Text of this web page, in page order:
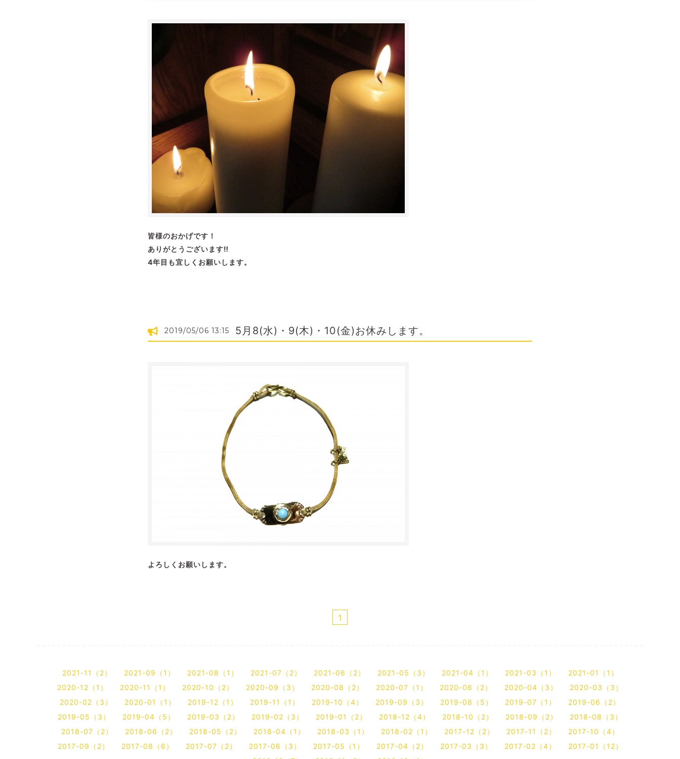
皆様のおかげです！
ありがとうございます‼︎
4年目も宜しくお願いします。
2019/05/06 13:15 5月8(水)・9(木)・10(金)お休みします。
よろしくお願いします。
1
2021-11（2） 2021-09（1） 2021-08（1） 2021-07（2） 2021-06（2） 2021-05（3） 2021-04（1） 2021-03（1）
2021-01（1）
2020-12（1）
2020-11（1） 2020-10（2） 2020-09（3） 2020-08（2） 2020-07（1） 2020-06（2） 2020-04（3）
2020-03（3）
2020-02（3）
2020-01（1） 2019-12（1） 2019-11（1） 2019-10（4） 2019-09（3） 2019-08（5） 2019-07（1）
2019-06（2）
2019-05（3）
2019-04（5） 2019-03（2） 2019-02（3） 2019-01（2） 2018-12（4） 2018-10（2） 2018-09（2）
2018-08（3）
2018-07（2）
2018-06（2） 2018-05（2） 2018-04（1） 2018-03（1） 2018-02（1） 2017-12（2） 2017-11（2）
2017-10（4）
2017-09（2）
2017-08（6） 2017-07（2） 2017-06（3） 2017-05（1） 2017-04（2） 2017-03（3） 2017-02（4）
2017-01（12）